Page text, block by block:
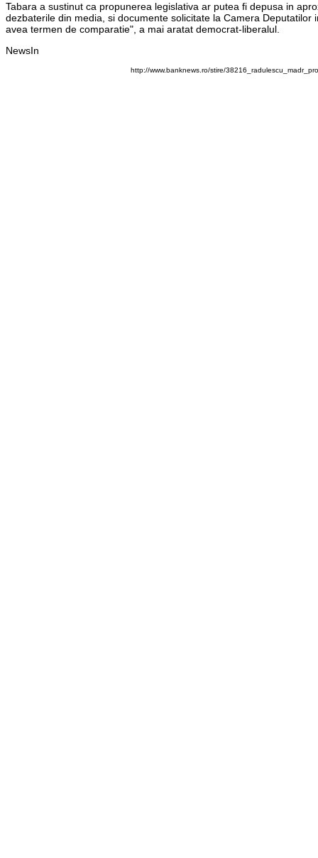
Tabara a sustinut ca propunerea legislativa ar putea fi depusa in
dezbaterile din media, si documente solicitate la Camera
avea termen de comparatie", a mai aratat democrat-liberalul.
NewsIn
http://www.banknews.ro/stire/